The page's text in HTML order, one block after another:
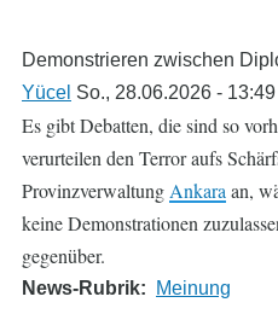
Demonstrieren zwischen
Yücel So., 28.06.2026 - 13:49
Es gibt Debatten, die sind so
verurteilen den Terror aufs
Provinzverwaltung Ankara an,
keine Demonstrationen
gegenüber.
News-Rubrik Meinung